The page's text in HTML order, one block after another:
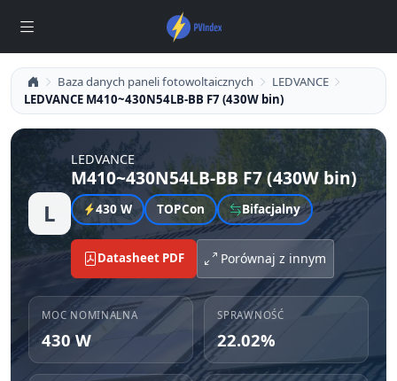
Baza danych paneli fotowoltaicznych
LEDVANCE
LEDVANCE M410~430N54LB-BB F7 (430W bin)
L
LEDVANCE
M410~430N54LB-BB F7 (430W bin)
430 W TOPCon Bifacjalny
Datasheet PDF Porównaj z innym
MOC NOMINALNA
430 W
SPRAWNOŚĆ
22.02%